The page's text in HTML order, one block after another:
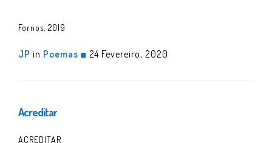
Fornos, 2019
JP in Poemas 24 Fevereiro, 2020
Acreditar
ACREDITAR